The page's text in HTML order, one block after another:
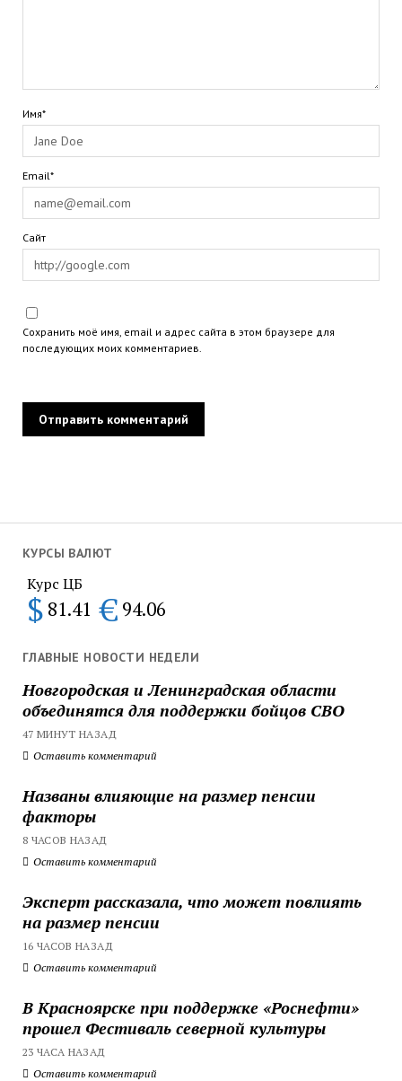
КУРСЫ ВАЛЮТ
Курс ЦБ
$ 81.41 € 94.06
ГЛАВНЫЕ НОВОСТИ НЕДЕЛИ
Новгородская и Ленинградская области
объединятся для поддержки бойцов СВО
47 МИНУТ НАЗАД
Оставить комментарий
Названы влияющие на размер пенсии
факторы
8 ЧАСОВ НАЗАД
Оставить комментарий
Эксперт рассказала, что может повлиять
на размер пенсии
16 ЧАСОВ НАЗАД
Оставить комментарий
В Красноярске при поддержке «Роснефти»
прошел Фестиваль северной культуры
23 ЧАСА НАЗАД
Оставить комментарий
Имя*
Email*
Сайт
Сохранить моё имя, email и адрес сайта в этом браузере для
последующих моих комментариев.